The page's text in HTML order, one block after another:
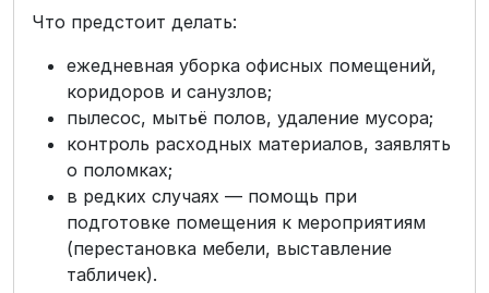
Что предстоит делать:
ежедневная уборка офисных помещений,
коридоров и санузлов;
пылесос, мытьё полов, удаление мусора;
контроль расходных материалов, заявлять
о поломках;
в редких случаях — помощь при
подготовке помещения к мероприятиям
(перестановка мебели, выставление
табличек).